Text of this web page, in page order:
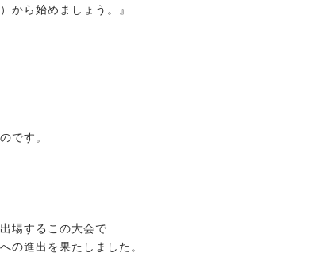
から始めましょう。』
です。
場するこの大会で
の進出を果たしました。